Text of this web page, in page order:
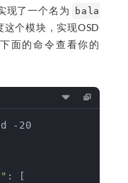
现了一个名为
bala
个模块，实现OSD
面的命令查看你的
-20
: [